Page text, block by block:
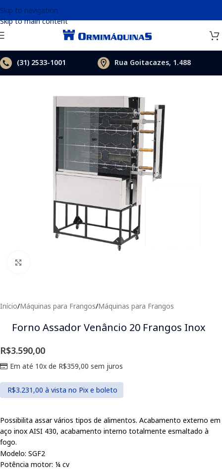
Skip to navigation
Skip to main content
(31) 2533-1001 Rua Goitacazes, 1.488
Início/Máquinas para Frangos/Máquinas para Frangos
Forno Assador Venâncio 20 Frangos Inox
R$3.590,00
Em até 10x de R$359,00 sem juros
R$3.231,00 à vista no Pix e boleto
Possibilita assar vários tipos de alimentos. Acabamento externo em
aço inox AISI 430, acabamento interno totalmente esmaltado à
fogo.
Modelo: SGF2
Potência motor: ¼ cv